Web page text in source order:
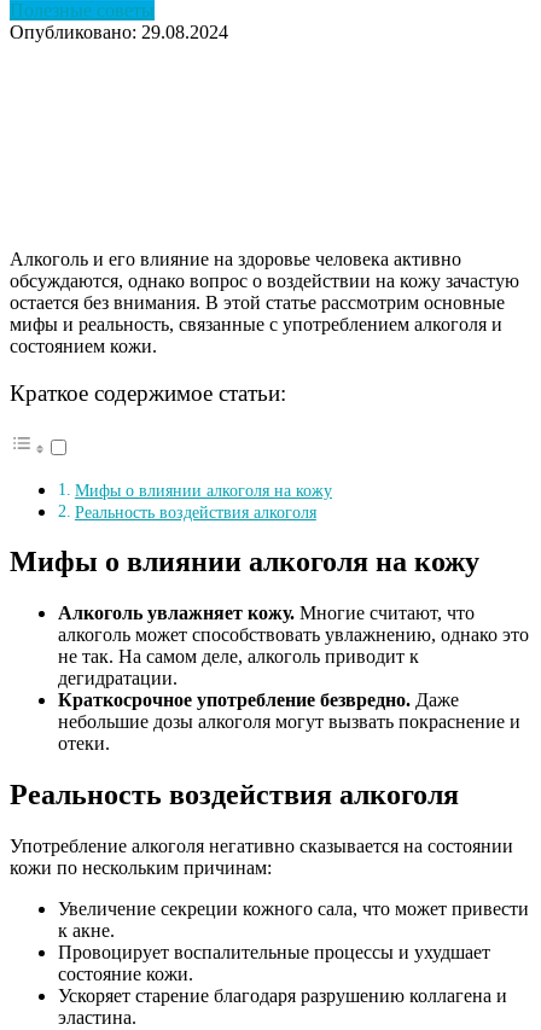
Полезные советы
Опубликовано: 29.08.2024
Алкоголь и его влияние на здоровье человека активно
обсуждаются, однако вопрос о воздействии на кожу зачастую
остается без внимания. В этой статье рассмотрим основные
мифы и реальность, связанные с употреблением алкоголя и
состоянием кожи.
Краткое содержимое статьи:
Мифы о влиянии алкоголя на кожу
Реальность воздействия алкоголя
Мифы о влиянии алкоголя на кожу
Алкоголь увлажняет кожу. Многие считают, что
алкоголь может способствовать увлажнению, однако это
не так. На самом деле, алкоголь приводит к
дегидратации.
Краткосрочное употребление безвредно. Даже
небольшие дозы алкоголя могут вызвать покраснение и
отеки.
Реальность воздействия алкоголя
Употребление алкоголя негативно сказывается на состоянии
кожи по нескольким причинам:
Увеличение секреции кожного сала, что может привести
к акне.
Провоцирует воспалительные процессы и ухудшает
состояние кожи.
Ускоряет старение благодаря разрушению коллагена и
эластина.